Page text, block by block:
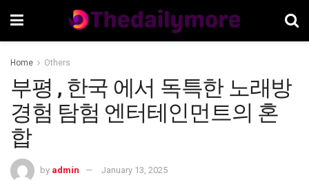
Home Others
부평 , 한국 에서 독특한 노래방
경험 탐험 엔터테인먼트의 혼
합
by admin January 13, 2025